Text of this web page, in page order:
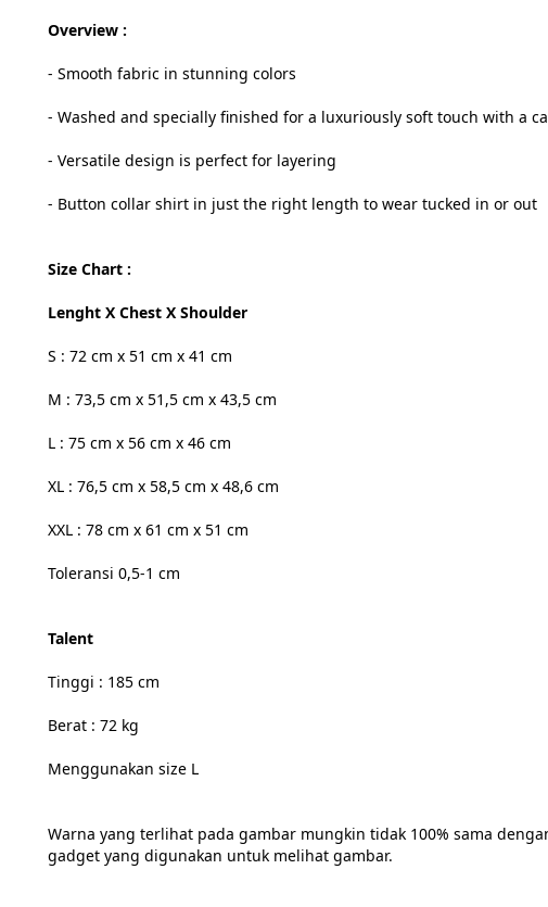
Overview :
- Smooth fabric in stunning colors
- Washed and specially finished for a luxuriously soft touch with a
- Versatile design is perfect for layering
- Button collar shirt in just the right length to wear tucked in or out
Size Chart :
Lenght X Chest X Shoulder
S : 72 cm x 51 cm x 41 cm
M : 73,5 cm x 51,5 cm x 43,5 cm
L : 75 cm x 56 cm x 46 cm
XL : 76,5 cm x 58,5 cm x 48,6 cm
XXL : 78 cm x 61 cm x 51 cm
Toleransi 0,5-1 cm
Talent
Tinggi : 185 cm
Berat : 72 kg
Menggunakan size L
Warna yang terlihat pada gambar mungkin tidak 100% sama
gadget yang digunakan untuk melihat gambar.